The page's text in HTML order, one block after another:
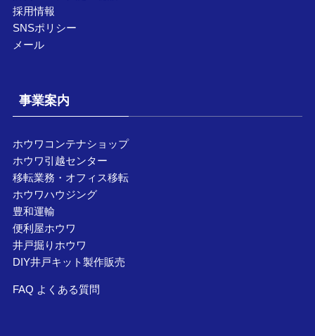
採用情報
SNSポリシー
メール
事業案内
ホウワコンテナショップ
ホウワ引越センター
移転業務・オフィス移転
ホウワハウジング
豊和運輸
便利屋ホウワ
井戸掘りホウワ
DIY井戸キット製作販売
FAQ よくある質問